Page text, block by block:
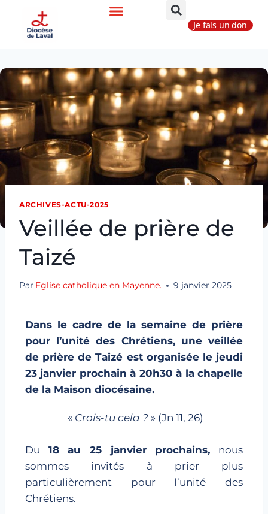
Je fais un don
ARCHIVES-ACTU-2025
Veillée de prière de
Taizé
Par Eglise catholique en Mayenne. 9 janvier 2025
Dans le cadre de la semaine de prière
pour l’unité des Chrétiens, une veillée
de prière de Taizé est organisée le jeudi
23 janvier prochain à 20h30 à la chapelle
de la Maison diocésaine.
« Crois-tu cela ?» (Jn 11, 26)
Du 18 au 25 janvier prochains, nous
sommes invités à prier plus
particulièrement pour l’unité des
Chrétiens.